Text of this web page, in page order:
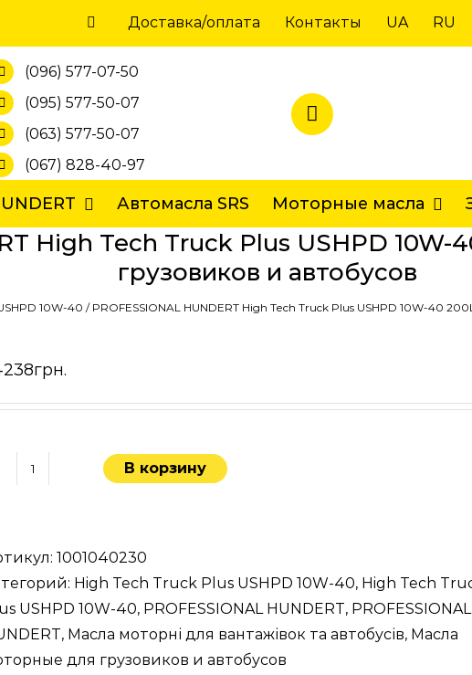
Доставка/оплата Контакты UA RU
(096) 577-07-50
(095) 577-50-07
(063) 577-50-07
(067) 828-40-97
Автомасла SRS Моторные масла
High Tech Truck Plus USHPD
грузовиков и автобусов
10W-40 / PROFESSIONAL HUNDERT High Tech Truck Plus USHPD 10W-40
грн.
Количество
HUNDERT
High
Tech
Truck
Plus
В корзину
1001040230
High Tech Truck Plus USHPD 10W-40, High Tech
USHPD 10W-40, PROFESSIONAL HUNDERT, PROFESSIONAL
, Масла моторні для вантажівок та автобусів, Масла
для грузовиков и автобусов